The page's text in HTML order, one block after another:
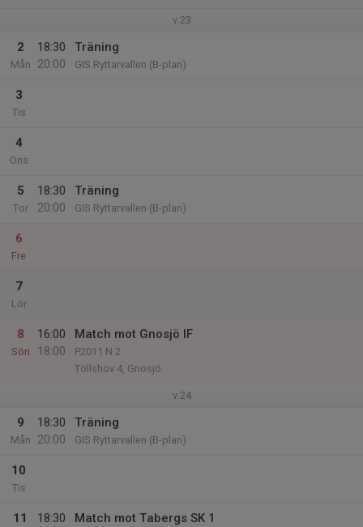
v.23
2
Mån
18:30
20:00
Träning
GIS Ryttarvallen (B-plan)
3
Tis
4
Ons
5
Tor
18:30
20:00
Träning
GIS Ryttarvallen (B-plan)
6
Fre
7
Lör
8
Sön
16:00
18:00
Match mot Gnosjö IF
P2011 N 2
Töllshov 4, Gnosjö
v.24
9
Mån
18:30
20:00
Träning
GIS Ryttarvallen (B-plan)
10
Tis
11
18:30
Match mot Tabergs SK 1